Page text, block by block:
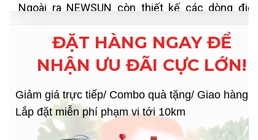
Ngoài ra NEWSUN còn thiết kế các dòng điện
nước ngoài sử dụng (VD: Mỹ, Nhật, Canada…).
Giảm giá trực tiếp/ Combo quà tặng/ Giao hàng –
Lắp đặt miễn phí phạm vi tới 10km
ĐẶT HÀNG NGAY ĐỂ
NHẬN ƯU ĐÃI CỰC LỚN!